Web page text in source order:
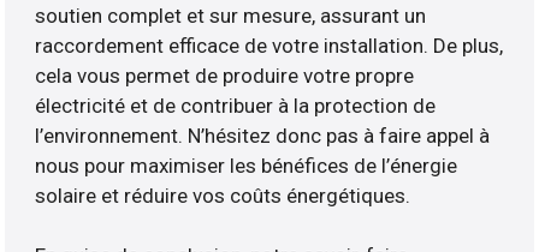
soutien complet et sur mesure, assurant un
raccordement efficace de votre installation. De plus,
cela vous permet de produire votre propre
électricité et de contribuer à la protection de
l’environnement. N’hésitez donc pas à faire appel à
nous pour maximiser les bénéfices de l’énergie
solaire et réduire vos coûts énergétiques.